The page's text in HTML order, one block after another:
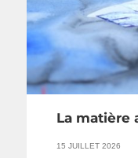
La matière
15 JUILLET 2026